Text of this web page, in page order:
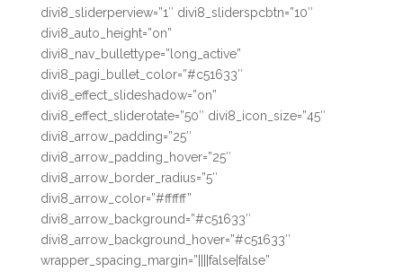
divi8_sliderperview=”1″ divi8_sliderspcbtn=”10″
divi8_auto_height=”on”
divi8_nav_bullettype=”long_active”
divi8_pagi_bullet_color=”#c51633″
divi8_effect_slideshadow=”on”
divi8_effect_sliderotate=”50″ divi8_icon_size=”45″
divi8_arrow_padding=”25″
divi8_arrow_padding_hover=”25″
divi8_arrow_border_radius=”5″
divi8_arrow_color=”#ffffff”
divi8_arrow_background=”#c51633″
divi8_arrow_background_hover=”#c51633″
wrapper_spacing_margin=”||||false|false”